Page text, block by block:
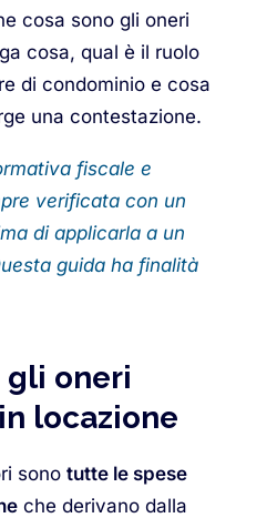
cosa sono gli oneri
cosa, qual è il ruolo
di condominio e cosa
una contestazione.
fiscale e
verificata con un
di applicarla a un
guida ha finalità
gli oneri
locazione
sono tutte le spese
che derivano dalla